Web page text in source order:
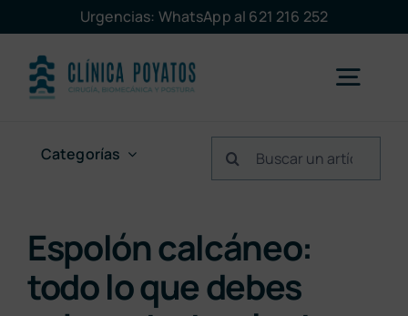
al
contenido
Urgencias: WhatsApp al 621 216 252
Málaga
Servicios
Categorías Buscar:
Espolón calcáneo:
todo lo que debes